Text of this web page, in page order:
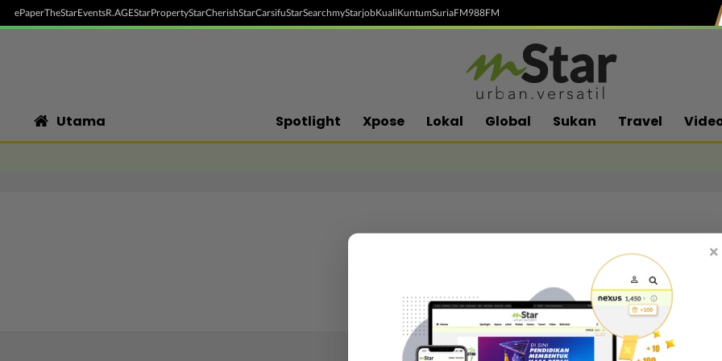
ePaperTheStarEventsR.AGEStarPropertyStarCherishStarCarsifuStarSearchmyStarjobKualiKuntumSuriaFM988FM
Utama Spotlight Xpose Lokal Global Sukan Travel
Follow media sosial kami
×